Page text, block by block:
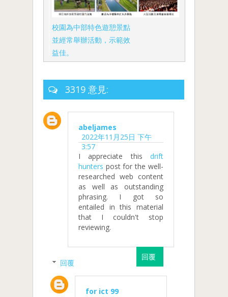
校園為中部特色遊憩景點
並經常舉辦活動，示範效
益佳。
3319 意見:
abeljames
2022年11月25日 下午
3:57
I appreciate this drift
hunters post for the well-
researched web content
as well as outstanding
phrasing. I got so
entailed in this material
that I couldn't stop
reviewing.
回覆
回覆
for ict 99